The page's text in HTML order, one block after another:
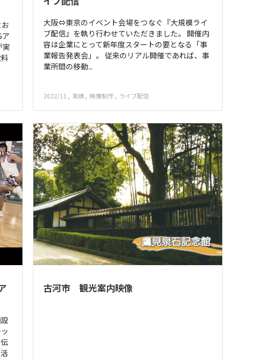
実
大阪⇔東京のイベント会場をつなぐ『大規模ライ
ブ配信』を執り行わせていただきました。 開催内
容は企業にとって新年度スタートの要となる「事
業報告発表会」。 従来のリアル開催であれば、事
業所間の移動...
2022/11 実績 映像制作 ライブ配信
古河市 観光案内映像